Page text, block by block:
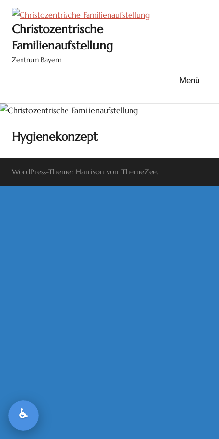
Zum
springen
Christozentrische
Familienaufstellung
Zentrum Bayern
Menü
Hygienekonzept
WordPress-Theme: Harrison von ThemeZee.